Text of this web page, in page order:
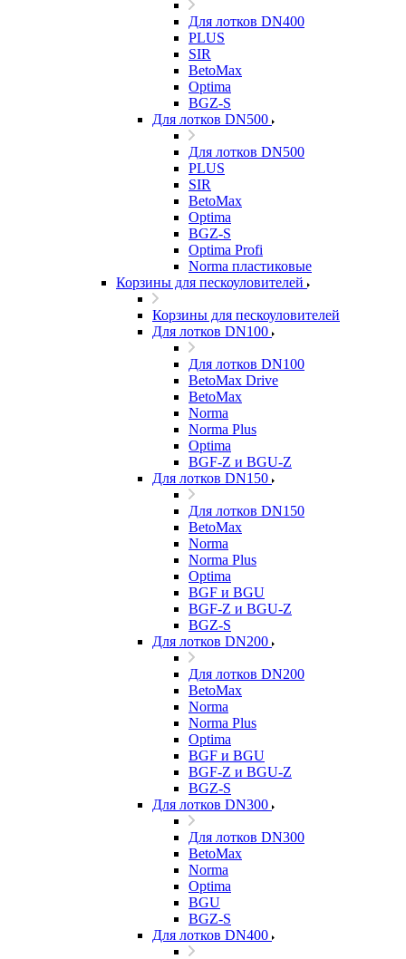
Для лотков DN400
PLUS
SIR
BetoMax
Optima
BGZ-S
Для лотков DN500
Для лотков DN500
PLUS
SIR
BetoMax
Optima
BGZ-S
Optima Profi
Norma пластиковые
Корзины для пескоуловителей
Корзины для пескоуловителей
Для лотков DN100
Для лотков DN100
BetoMax Drive
BetoMax
Norma
Norma Plus
Optima
BGF-Z и BGU-Z
Для лотков DN150
Для лотков DN150
BetoMax
Norma
Norma Plus
Optima
BGF и BGU
BGF-Z и BGU-Z
BGZ-S
Для лотков DN200
Для лотков DN200
BetoMax
Norma
Norma Plus
Optima
BGF и BGU
BGF-Z и BGU-Z
BGZ-S
Для лотков DN300
Для лотков DN300
BetoMax
Norma
Optima
BGU
BGZ-S
Для лотков DN400